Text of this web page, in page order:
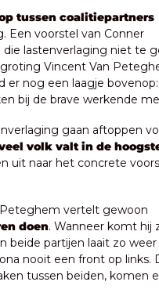
tussen coalitiepartners
Een voorstel van Conner
lastenverlaging niet te
Vincent Van
er nog een laagje
bij de brave werkende
gaan aftoppen
volk valt in de
uit naar het concrete
doen. Wanneer komt hij
beide partijen laait zo
nooit een front op links.
tussen beiden, komen